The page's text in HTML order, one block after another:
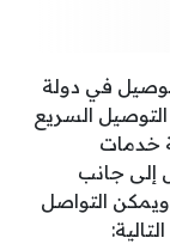
في دولة
السريع
خدمات
إلى جانب
التواصل